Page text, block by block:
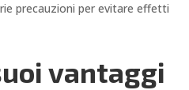
precauzioni per evitare effetti
vantaggi